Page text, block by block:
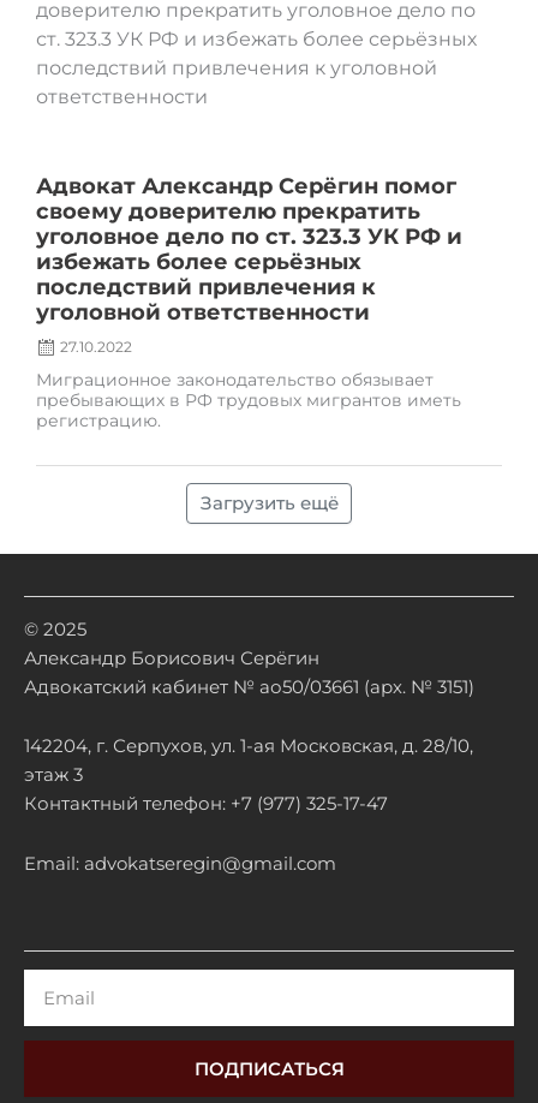
Адвокат Александр Серёгин помог
своему доверителю прекратить
уголовное дело по ст. 323.3 УК РФ и
избежать более серьёзных
последствий привлечения к
уголовной ответственности
27.10.2022
Миграционное законодательство обязывает
пребывающих в РФ трудовых мигрантов иметь
регистрацию.
Загрузить ещё
© 2025
Александр Борисович Серёгин
Адвокатский кабинет № ао50/03661 (арх. № 3151)
142204, г. Серпухов, ул. 1-ая Московская, д. 28/10,
этаж 3
Контактный телефон: +7 (977) 325-17-47
Email: advokatseregin@gmail.com
ПОДПИСАТЬСЯ